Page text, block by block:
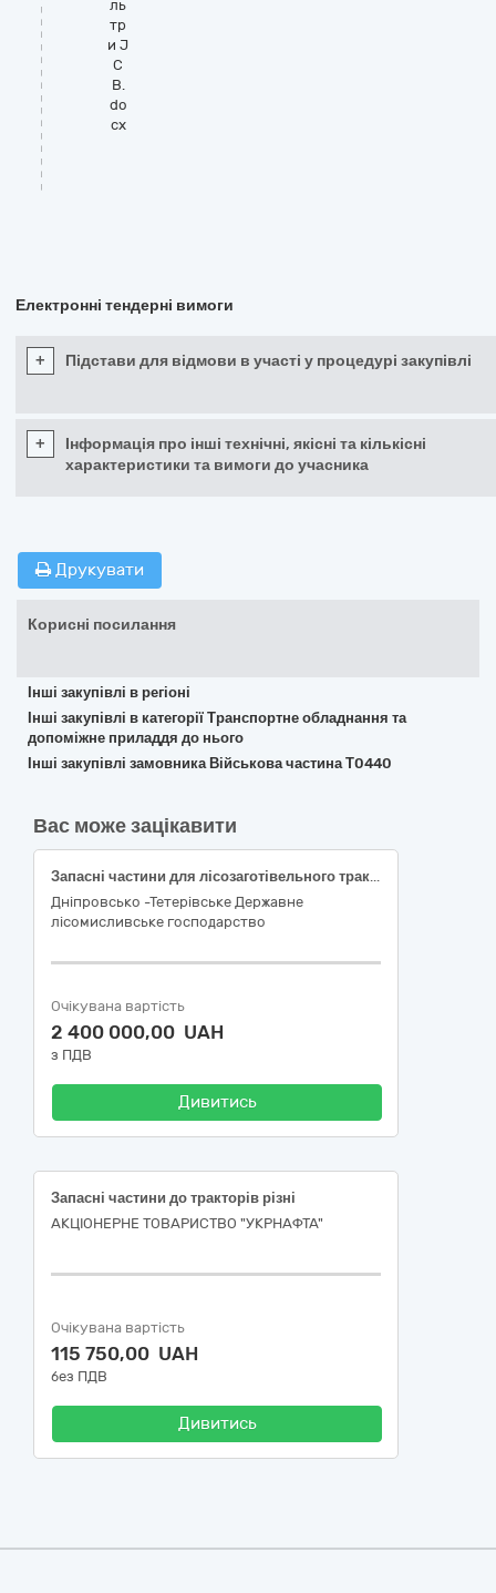
ль
тр
и J
C
B.
do
cx
Електронні тендерні вимоги
+ Підстави для відмови в участі у процедурі закупівлі
+
Інформація про інші технічні, якісні та кількісні
характеристики та вимоги до учасника
Друкувати
Корисні посилання
Інші закупівлі в регіоні
Інші закупівлі в категорії Транспортне обладнання та
допоміжне приладдя до нього
Інші закупівлі замовника Військова частина Т0440
Вас може зацікавити
Запасні частини для лісозаготівельного трактора JOHN DEERE ХАРВЕСТЕР 1270G
Дніпровсько -Тетерівське Державне
лісомисливське господарство
Очікувана вартість
2 400 000,00 UAH
з ПДВ
Дивитись
Запасні частини до тракторів різні
АКЦІОНЕРНЕ ТОВАРИСТВО "УКPНAФТА"
Очікувана вартість
115 750,00 UAH
без ПДВ
Дивитись